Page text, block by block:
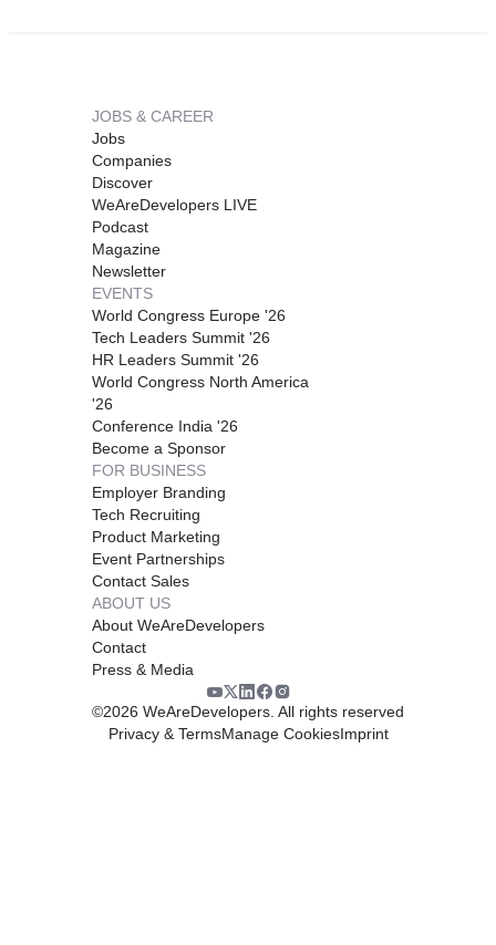
JOBS & CAREER
Jobs
Companies
Discover
WeAreDevelopers LIVE
Podcast
Magazine
Newsletter
EVENTS
World Congress Europe '26
Tech Leaders Summit '26
HR Leaders Summit '26
World Congress North America
'26
Conference India '26
Become a Sponsor
FOR BUSINESS
Employer Branding
Tech Recruiting
Product Marketing
Event Partnerships
Contact Sales
ABOUT US
About WeAreDevelopers
Contact
Press & Media
©2026 WeAreDevelopers. All rights reserved
Privacy & TermsManage CookiesImprint